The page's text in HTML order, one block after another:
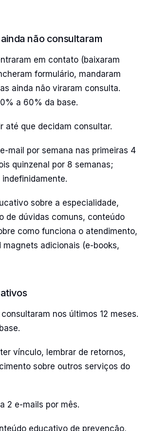
não consultaram
em contato (baixaram
formulário, mandaram
ainda não viraram consulta.
a 60% da base.
até que decidam consultar.
e-mail por semana nas primeiras 4
quinzenal por 8 semanas;
sobre a especialidade,
de dúvidas comuns, conteúdo
como funciona o atendimento,
magnets adicionais (e-books,
nos últimos 12 meses.
vínculo, lembrar de retornos,
sobre outros serviços do
a 2 e-mails por mês.
educativo de prevenção,